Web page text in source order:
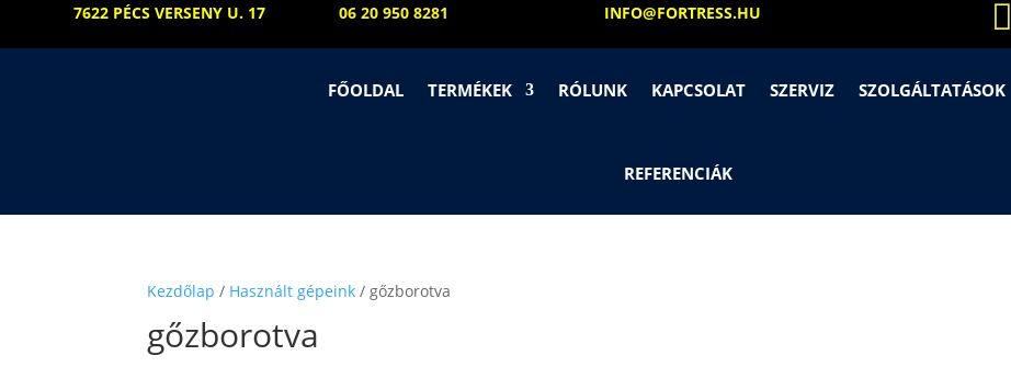
7622 PÉCS VERSENY U. 17 06 20 950 8281 INFO@FORTRESS.HU 
FŐOLDAL TERMÉKEK RÓLUNK KAPCSOLAT SZERVIZ SZOLGÁLTATÁSOK
REFERENCIÁK
Kezdőlap / Használt gépeink / gőzborotva
gőzborotva